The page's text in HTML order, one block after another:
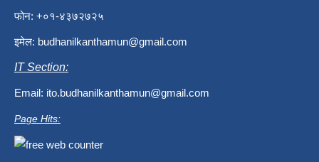
फोन: +०१-४३७२७२५
इमेल: budhanilkanthamun@gmail.com
IT Section:
Email: ito.budhanilkanthamun@gmail.com
Page Hits: